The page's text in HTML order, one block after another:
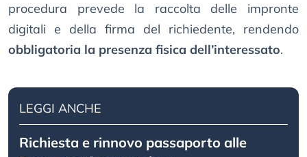
procedura prevede la raccolta delle impronte
digitali e della firma del richiedente, rendendo
obbligatoria la presenza fisica dell’interessato.
LEGGI ANCHE
Richiesta e rinnovo passaporto alle